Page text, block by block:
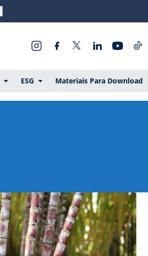
ESG Materiais Para Download